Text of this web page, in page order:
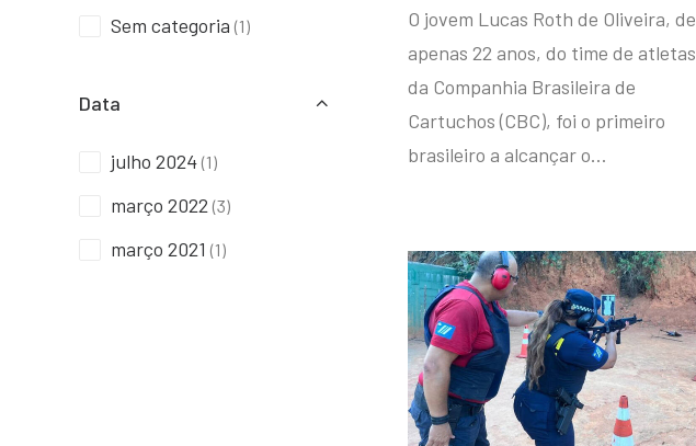
Sem categoria (1)
Data
julho 2024 (1)
março 2022 (3)
março 2021 (1)
O jovem Lucas Roth de Oliveira, de
apenas 22 anos, do time de atletas
da Companhia Brasileira de
Cartuchos (CBC), foi o primeiro
brasileiro a alcançar o…